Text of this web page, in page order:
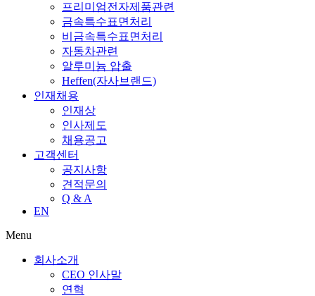
프리미엄전자제품관련
금속특수표면처리
비금속특수표면처리
자동차관련
알루미늄 압출
Heffen(자사브랜드)
인재채용
인재상
인사제도
채용공고
고객센터
공지사항
견적문의
Q & A
EN
Menu
회사소개
CEO 인사말
연혁